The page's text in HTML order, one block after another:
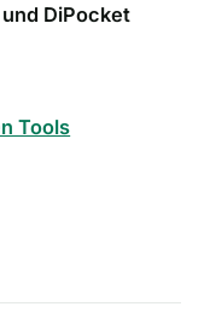
DiPocket
Tools